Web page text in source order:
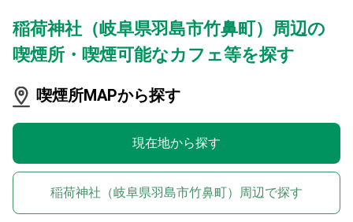
稲荷神社（岐阜県羽島市竹鼻町）周辺の
喫煙所・喫煙可能なカフェ等を探す
喫煙所MAPから探す
現在地から探す
稲荷神社（岐阜県羽島市竹鼻町）周辺で探す